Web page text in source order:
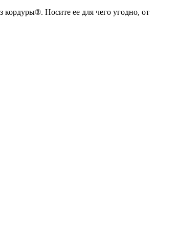
кордуры®. Носите ее для чего угодно, от